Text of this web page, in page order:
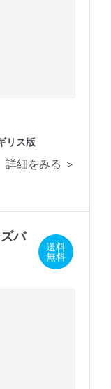
リス版
詳細をみる ＞
バ
送料
無料